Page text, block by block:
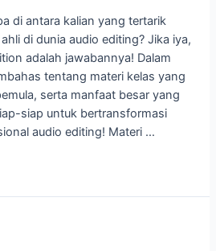
di antara kalian yang tertarik
di dunia audio editing? Jika iya,
adalah jawabannya! Dalam
tentang materi kelas yang
serta manfaat besar yang
siap untuk bertransformasi
audio editing! Materi …